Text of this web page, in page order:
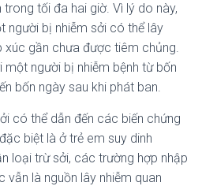
tối đa hai giờ. Vì lý do này,
người bị nhiễm sởi có thể lây
xúc gần chưa được tiêm chủng.
người bị nhiễm bệnh từ bốn
bốn ngày sau khi phát ban.
có thể dẫn đến các biến chứng
biệt là ở trẻ em suy dinh
loại trừ sởi, các trường hợp nhập
là nguồn lây nhiễm quan